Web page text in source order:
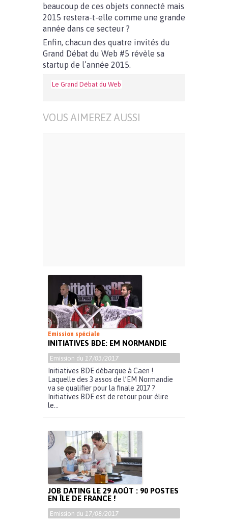
beaucoup de ces objets connecté mais
2015 restera-t-elle comme une grande
année dans ce secteur ?
Enfin, chacun des quatre invités du
Grand Débat du Web #5 révèle sa
startup de l’année 2015.
Le Grand Débat du Web
VOUS AIMEREZ AUSSI
Emission spéciale
INITIATIVES BDE: EM NORMANDIE
Emission du 17/03/2017
Initiatives BDE débarque à Caen !
Laquelle des 3 assos de l’EM Normandie
va se qualifier pour la finale 2017 ?
Initiatives BDE est de retour pour élire
le...
JOB DATING LE 29 AOÛT : 90 POSTES
EN ÎLE DE FRANCE !
Emission du 17/08/2017